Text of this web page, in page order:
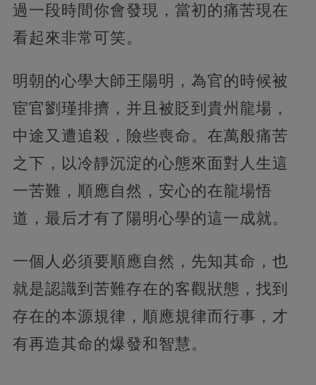
過一段時間你會發現，當初的痛苦現在
看起來非常可笑。
明朝的心學大師王陽明，為官的時候被
宦官劉瑾排擠，并且被貶到貴州龍場，
中途又遭追殺，險些喪命。在萬般痛苦
之下，以冷靜沉淀的心態來面對人生這
一苦難，順應自然，安心的在龍場悟
道，最后才有了陽明心學的這一成就。
一個人必須要順應自然，先知其命，也
就是認識到苦難存在的客觀狀態，找到
存在的本源規律，順應規律而行事，才
有再造其命的爆發和智慧。